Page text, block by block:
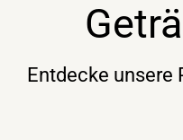
Entdecke unsere